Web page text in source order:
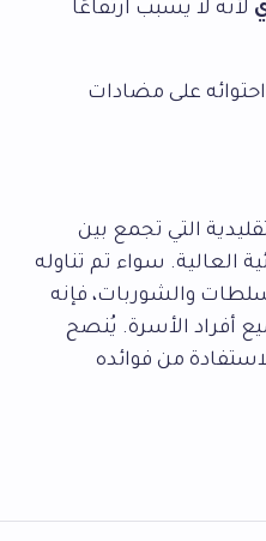
لأنه لا يسبب ارتفاعًا
على مضادات
التي تجمع بين
العالية. سواء تم تناوله
والشوربات، فإنه
أفراد الأسرة. يُنصح
من فوائده